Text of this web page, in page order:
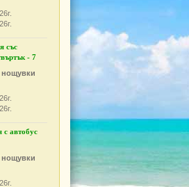
със
- 7
нощувки
автобус
нощувки